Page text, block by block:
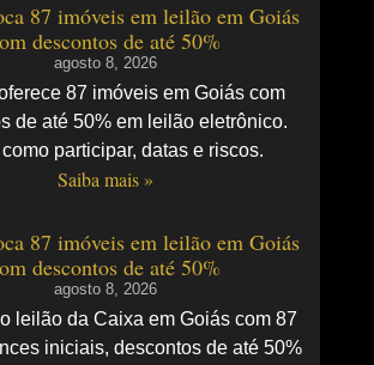
87 imóveis em leilão em Goiás
descontos de até 50%
agosto 8, 2026
87 imóveis em Goiás com
de até 50% em leilão eletrônico.
participar, datas e riscos.
Saiba mais »
87 imóveis em leilão em Goiás
descontos de até 50%
agosto 8, 2026
leilão da Caixa em Goiás com 87
iniciais, descontos de até 50%